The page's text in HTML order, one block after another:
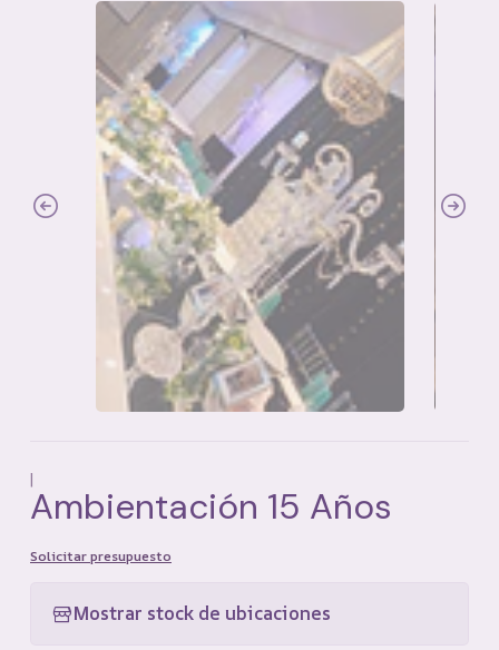
|
Ambientación 15 Años
Solicitar presupuesto
Mostrar stock de ubicaciones